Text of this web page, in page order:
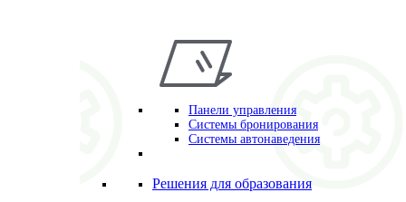
Панели управления
Системы бронирования
Системы автонаведения
Решения для образования